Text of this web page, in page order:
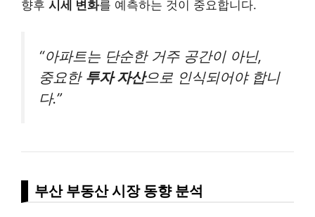
향후 시세 변화를 예측하는 것이 중요합니다.
“아파트는 단순한 거주 공간이 아닌,
중요한 투자 자산으로 인식되어야 합니
다.”
부산 부동산 시장 동향 분석